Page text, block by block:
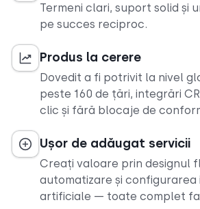
Termeni clari, suport solid și
pe succes reciproc.
Produs la cerere
Dovedit a fi potrivit la nivel
peste 160 de țări, integrări
clic și fără blocaje de
Ușor de adăugat servicii
Creați valoare prin designul
automatizare și configurarea
artificiale — toate complet